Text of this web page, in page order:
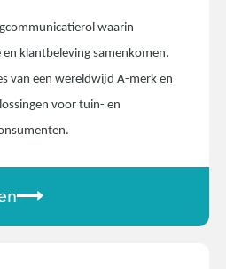
waarin
klantbeleving samenkomen.
van een wereldwijd A-merk en
voor tuin- en